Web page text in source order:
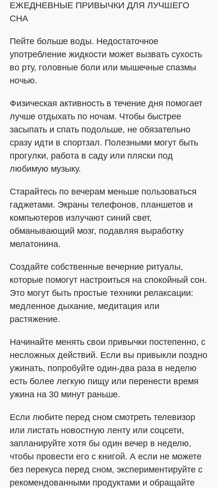
ЕЖЕДНЕВНЫЕ ПРИВЫЧКИ ДЛЯ ЛУЧШЕГО
СНА
Пейте больше воды. Недостаточное
употребление жидкости может вызвать сухость
во рту, головные боли или мышечные спазмы
ночью.
Физическая активность в течение дня помогает
лучше отдыхать по ночам. Чтобы быстрее
засыпать и спать подольше, не обязательно
сразу идти в спортзал. Полезными могут быть
прогулки, работа в саду или пляски под
любимую музыку.
Старайтесь по вечерам меньше пользоваться
гаджетами. Экраны телефонов, планшетов и
компьютеров излучают синий свет,
обманывающий мозг, подавляя выработку
мелатонина.
Создайте собственные вечерние ритуалы,
которые помогут настроиться на спокойный сон.
Это могут быть простые техники релаксации:
медленное дыхание, медитация или
растяжение.
Начинайте менять свои привычки постепенно, с
несложных действий. Если вы привыкли поздно
ужинать, попробуйте один-два раза в неделю
есть более легкую пищу или перенести время
ужина на 30 минут раньше.
Если любите перед сном смотреть телевизор
или листать новостную ленту или соцсети,
запланируйте хотя бы один вечер в неделю,
чтобы провести его с книгой. А если не можете
без перекуса перед сном, экспериментируйте с
рекомендованными продуктами и обращайте